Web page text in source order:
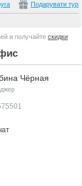
Подарувати тур
и получайте скидки
Чёрная